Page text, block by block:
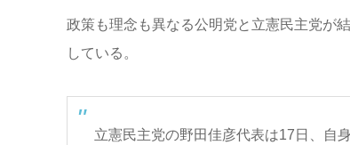
政策も理念も異なる公明党と立憲民主党が
している。
立憲民主党の野田佳彦代表は17日、自